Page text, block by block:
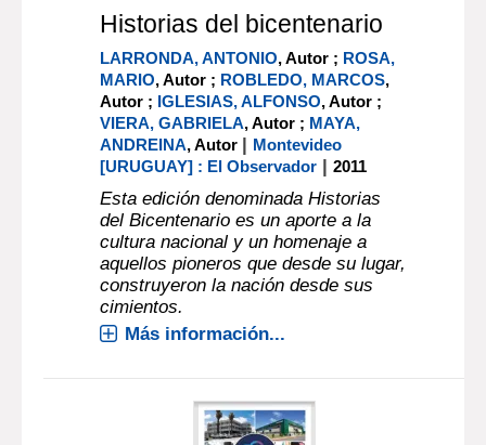
Historias del bicentenario
LARRONDA, ANTONIO, Autor ; ROSA,
MARIO, Autor ; ROBLEDO, MARCOS,
Autor ; IGLESIAS, ALFONSO, Autor ;
VIERA, GABRIELA, Autor ; MAYA,
ANDREINA, Autor | Montevideo
[URUGUAY] : El Observador |2011
Esta edición denominada Historias
del Bicentenario es un aporte a la
cultura nacional y un homenaje a
aquellos pioneros que desde su lugar,
construyeron la nación desde sus
cimientos.
Más información...